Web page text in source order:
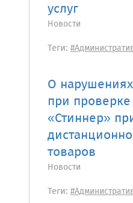
услуг
Новости
Теги:
О
при
«Стиннер»
товаров
Новости
Теги: